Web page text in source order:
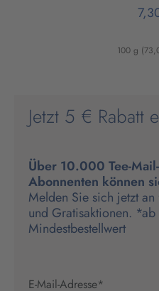
100 g
Jetzt 5 € Rabatt
Über 10.000 Tee-
Abonnenten können
Melden Sie sich jetzt
und Gratisaktionen.
Mindestbestellwert
E-Mail-Adresse*